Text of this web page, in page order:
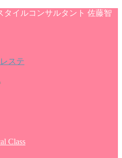
タイルコンサルタント 佐藤智
ステ
Class